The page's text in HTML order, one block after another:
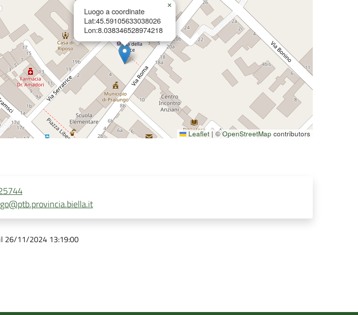
Luogo a coordinate
Lat:45.59105633038026
Lon:8.038346528974218
×
Leaflet | ©OpenStreetMap contributors
26/11/2024 13:19:00